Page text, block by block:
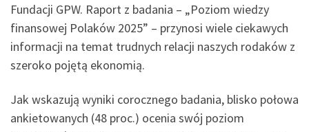
Fundacji GPW. Raport z badania – „Poziom wiedzy
finansowej Polaków 2025” – przynosi wiele ciekawych
informacji na temat trudnych relacji naszych rodaków z
szeroko pojętą ekonomią.
Jak wskazują wyniki corocznego badania, blisko połowa
ankietowanych (48 proc.) ocenia swój poziom